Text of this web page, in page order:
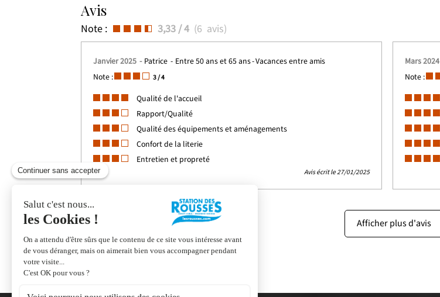
Avis
Note : 3,33 / 4(6 avis)
Janvier 2025 Patrice Entre 50 ans et 65 ans Vacances entre amis
Note :
3/ 4
Qualité de l'accueil
Rapport/Qualité
Qualité des équipements et aménagements
Confort de la literie
Entretien et propreté
Avis écrit le 27/01/2025
Mars 2024
Note :
Afficher plus d'avis